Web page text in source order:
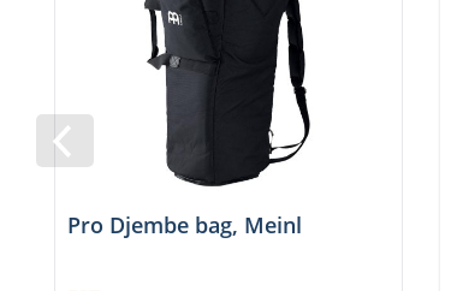
Pro Djembe bag, Meinl